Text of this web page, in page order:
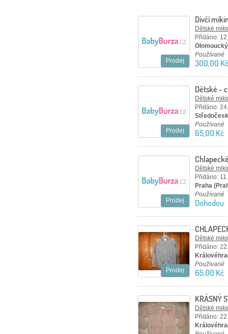
Prodej
Dívčí
Dětské
Přidáno:
Používané
300,00 Kč
Prodej
Dětské -
Dětské
Přidáno:
Používané
65,00 Kč
Prodej
122 6 let
Dětské
Přidáno:
Praha
Používané
Dohodou
Prodej
Dětské
Přidáno:
Používané
65,00 Kč
KRÁSNÝ
Dětské
Přidáno: